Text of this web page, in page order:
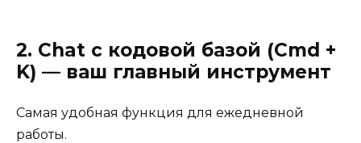
2. Chat с кодовой базой (Cmd +
K) — ваш главный инструмент
Самая удобная функция для ежедневной
работы.